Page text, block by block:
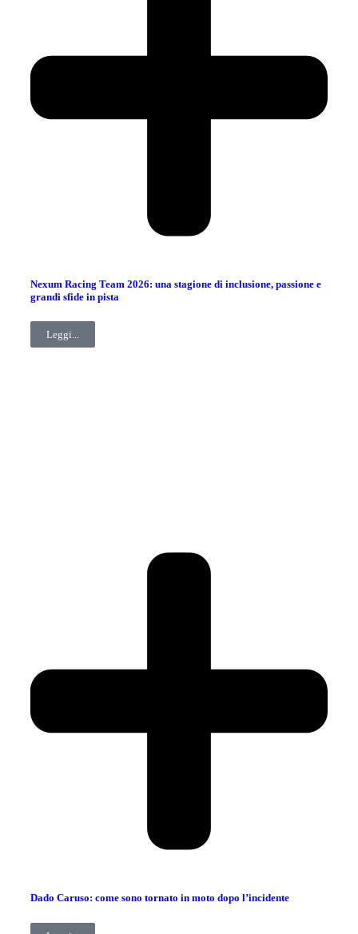
Nexum Racing Team 2026: una stagione di inclusione, passione e
grandi sfide in pista
Leggi...
Dado Caruso: come sono tornato in moto dopo l’incidente